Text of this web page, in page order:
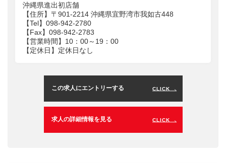
沖縄県進出初店舗
【住所】〒901-2214 沖縄県宜野湾市我如古448
【Tel】098-942-2780
【Fax】098-942-2783
【営業時間】10：00～19：00
【定休日】定休日なし
この求人にエントリーする CLICK
求人の詳細情報を見る CLICK